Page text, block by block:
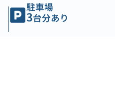
駐車場
3台分あり